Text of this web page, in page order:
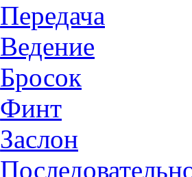
Передача
Ведение
Бросок
Финт
Заслон